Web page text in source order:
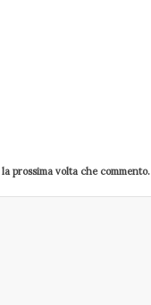
prossima volta che commento.